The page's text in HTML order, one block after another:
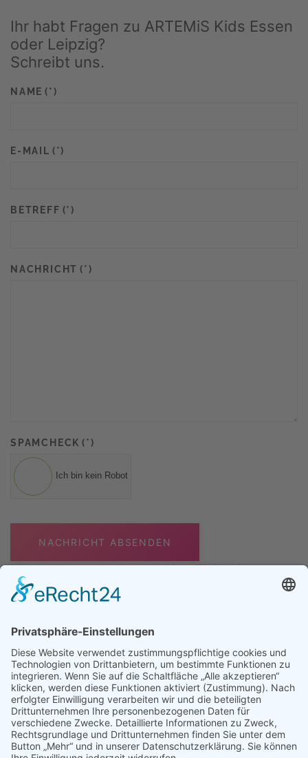
Ihr habt Fragen zu ARTEMiS Kids Essen
oder Leipzig?
Schreibt uns.
NAME (*)
E-MAIL (*)
BETREFF (*)
NACHRICHT (*)
SPAMCHECK (*)
Ich bin kein Robot
NACHRICHT ABSENDEN
Mit dem Absenden des Buttons erklären Sie sich mit der
Verarbeitung Ihrer Daten zum Zweck der Bearbeitung Ihrer
Kontaktanfrage einverstanden. Weitere Informationen zur
MÜNCHEN INNSBRUCK ESSEN LEIPZIG
IMPRESSUM DATENSCHUTZ LOGIN